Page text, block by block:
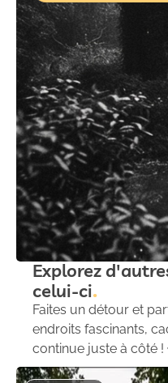
Explorez
celui-ci
Faites un détour et
endroits fascinants,
continue juste à côté